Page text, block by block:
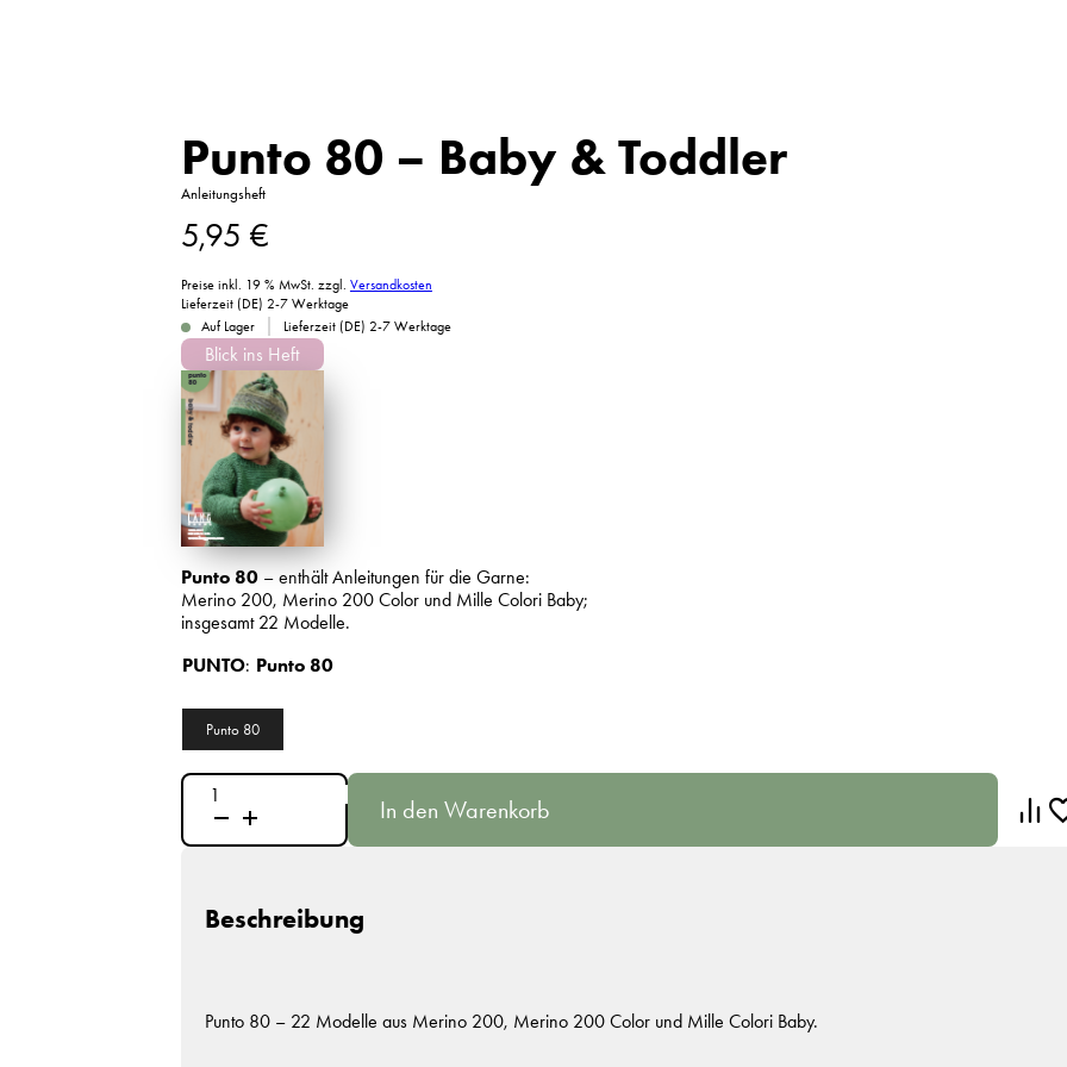
Punto 80 – Baby & Toddler
Anleitungsheft
5,95 €
Preise inkl. 19 % MwSt. zzgl. Versandkosten
Lieferzeit (DE) 2-7 Werktage
Auf Lager
| Lieferzeit (DE) 2-7 Werktage
Blick ins Heft
Punto 80– enthält Anleitungen für die Garne:
Merino 200, Merino 200 Color und Mille Colori Baby;
insgesamt 22 Modelle.
PUNTO: Punto 80
Punto 80
Punto
Baby
In den Warenkorb
Beschreibung
Punto 80 – 22 Modelle aus Merino 200, Merino 200 Color und Mille Colori Baby.